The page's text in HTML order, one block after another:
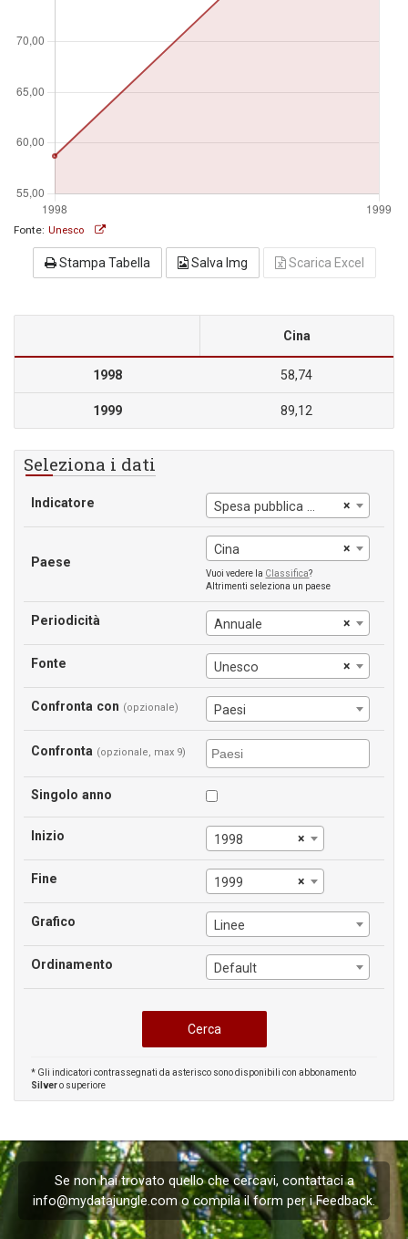
Fonte: Unesco
Stampa Tabella Salva Img Scarica Excel
Cina
1998 58,74
1999 89,12
Seleziona i dati
Indicatore ×
Spesa pubblica per studente, istruzione terziaria
Paese
×
Cina
Vuoi vedere la Classifica?
Altrimenti seleziona un paese
Periodicità ×
Annuale
Fonte ×
Unesco
Confronta con (opzionale) Paesi
Confronta (opzionale, max 9)
Singolo anno
Inizio ×
1998
Fine ×
1999
Grafico Linee
Ordinamento Default
* Gli indicatori contrassegnati da asterisco sono disponibili con abbonamento
Silvero superiore
Se non hai trovato quello che cercavi, contattaci a
info@mydatajungle.como compila il form per iFeedback.